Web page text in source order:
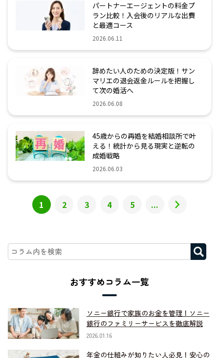
パートナーエージェントの料金プ
ラン比較！入会後のリアルな出費
と最適コース
2026.06.11
辞めたい人のための決定版！サン
マリエの退会返金ルールを把握し
て次の婚活へ
2026.06.08
45歳からの再婚を結婚相談所で叶
える！統計から見る現実と逆転の
成婚戦略
2026.06.03
1 2 3 4 5 ...
おすすめコラム一覧
ソニー銀行で家族のお金を管理！ソニー
銀行のファミリーサービスを徹底解説
2026.01.16
年金の仕組みが知りたい人必見！安心の